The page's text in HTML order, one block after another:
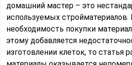
домашний мастер – это
используемых стройматериалов.
необходимость покупки
этому добавляется
изготовлении клеток, то статья